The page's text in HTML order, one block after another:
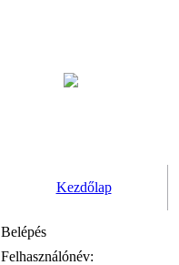
Kezdőlap
Belépés
Felhasználónév: